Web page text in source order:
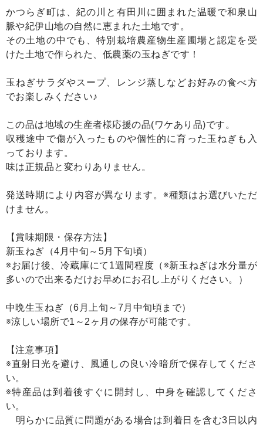
かつらぎ町は、紀の川と有田川に囲まれた温暖で和泉山
脈や紀伊山地の自然に恵まれた土地です。
その土地の中でも、特別栽培農産物生産圃場と認定を受
けた土地で作られた、低農薬の玉ねぎです！
玉ねぎサラダやスープ、レンジ蒸しなどお好みの食べ方
でお楽しみください♪
この品は地域の生産者様応援の品(ワケあり品)です。
収穫途中で傷が入ったものや個性的に育った玉ねぎも入
っております。
味は正規品と変わりありません。
発送時期により内容が異なります。※種類はお選びいただ
けません。
【賞味期限・保存方法】
新玉ねぎ（4月中旬～5月下旬頃）
※お届け後、冷蔵庫にて1週間程度（※新玉ねぎは水分量が
多いので出来るだけお早めにお召し上がりください。）
中晩生玉ねぎ（6月上旬～7月中旬頃まで）
※涼しい場所で1～2ヶ月の保存が可能です。
【注意事項】
※直射日光を避け、風通しの良い冷暗所で保存してくださ
い。
※特産品は到着後すぐに開封し、中身を確認してくださ
い。
明らかに品質に問題がある場合は到着日を含む3日以内